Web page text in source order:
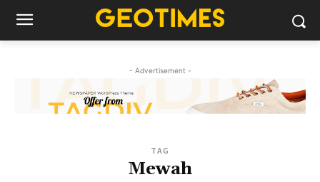
- Advertisement -
TAG
Mewah